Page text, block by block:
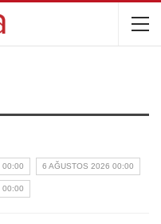
00:00 6 AĞUSTOS 2026 00:00
00:00